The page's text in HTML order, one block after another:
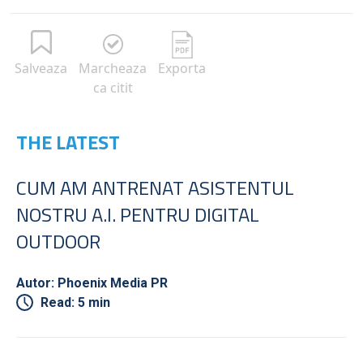
Salveaza
Marcheaza
ca citit
Exporta
THE LATEST
CUM AM ANTRENAT ASISTENTUL
NOSTRU A.I. PENTRU DIGITAL
OUTDOOR
Autor: Phoenix Media PR
Read: 5 min